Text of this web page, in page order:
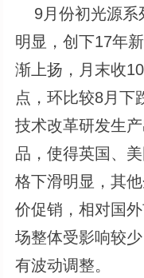
9月份初光源系
明显，创下17年
渐上扬，月末收
点，环比较8月下
技术改革研发生
品，使得英国、
格下滑明显，其
价促销，相对国
场整体受影响较
有波动调整。